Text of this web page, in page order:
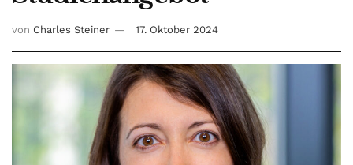
von Charles Steiner 17. Oktober 2024